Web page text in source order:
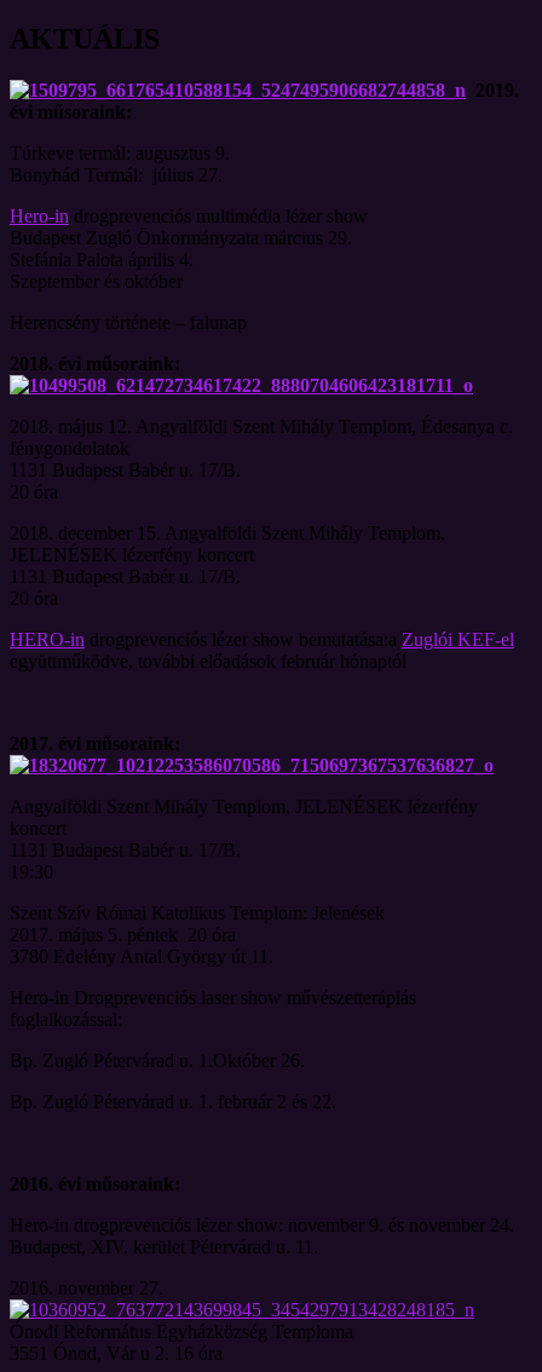
AKTUÁLIS
2019.
évi műsoraink:
Túrkeve termál: augusztus 9.
Bonyhád Termál: július 27.
Hero-in drogprevenciós multimédia lézer show
Budapest Zugló Önkormányzata március 29.
Stefánia Palota április 4.
Szeptember és október
Herencsény története – falunap
2018. évi műsoraink:
2018. május 12. Angyalföldi Szent Mihály Templom, Édesanya c.
fénygondolatok
1131 Budapest Babér u. 17/B.
20 óra
2018. december 15. Angyalföldi Szent Mihály Templom,
JELENÉSEK lézerfény koncert
1131 Budapest Babér u. 17/B.
20 óra
HERO-in drogprevenciós lézer show bemutatása:a Zuglói KEF-el
együttműködve, további előadások február hónaptól
2017. évi műsoraink:
Angyalföldi Szent Mihály Templom, JELENÉSEK lézerfény
koncert
1131 Budapest Babér u. 17/B.
19:30
Szent Szív Római Katolikus Templom: Jelenések
2017. május 5. péntek 20 óra
3780 Edelény Antal György út 11.
Hero-in Drogprevenciós laser show művészetterápiás
foglalkozással:
Bp. Zugló Pétervárad u. 1.Október 26.
Bp. Zugló Pétervárad u. 1. február 2 és 22.
2016. évi műsoraink:
Hero-in drogprevenciós lézer show: november 9. és november 24.
Budapest, XIV. kerület Pétervárad u. 11.
2016. november 27.
Ónodi Református Egyházközség Temploma
3551 Ónod, Vár u 2. 16 óra